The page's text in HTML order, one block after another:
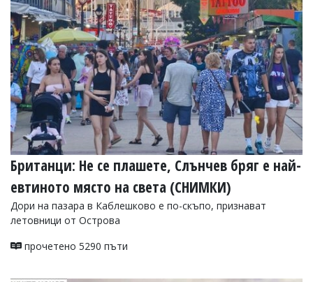
читателите
и
редакцията
не
носи
отговорност
за
тях!
Ако
откриете
обиден
за
вас
коментар,
моля
сигнализирайте
ни!
Британци: Не се плашете, Слънчев бряг е най-
евтиното място на света (СНИМКИ)
Дори на пазара в Каблешково е по-скъпо, признават
летовници от Острова
прочетено 5290 пъти